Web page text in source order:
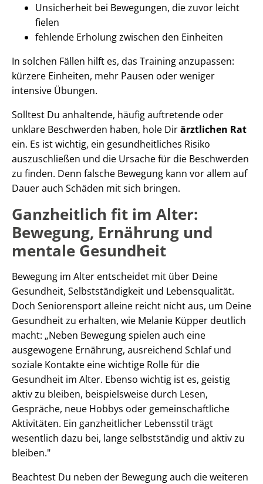
Unsicherheit bei Bewegungen, die zuvor leicht
fielen
fehlende Erholung zwischen den Einheiten
In solchen Fällen hilft es, das Training anzupassen:
kürzere Einheiten, mehr Pausen oder weniger
intensive Übungen.
Solltest Du anhaltende, häufig auftretende oder
unklare Beschwerden haben, hole Dirärztlichen Rat
ein. Es ist wichtig, ein gesundheitliches Risiko
auszuschließen und die Ursache für die Beschwerden
zu finden. Denn falsche Bewegung kann vor allem auf
Dauer auch Schäden mit sich bringen.
Ganzheitlich fit im Alter:
Bewegung, Ernährung und
mentale Gesundheit
Bewegung im Alter entscheidet mit über Deine
Gesundheit, Selbstständigkeit und Lebensqualität.
Doch Seniorensport alleine reicht nicht aus, um Deine
Gesundheit zu erhalten, wie Melanie Küpper deutlich
macht: „Neben Bewegung spielen auch eine
ausgewogene Ernährung, ausreichend Schlaf und
soziale Kontakte eine wichtige Rolle für die
Gesundheit im Alter. Ebenso wichtig ist es, geistig
aktiv zu bleiben, beispielsweise durch Lesen,
Gespräche, neue Hobbys oder gemeinschaftliche
Aktivitäten. Ein ganzheitlicher Lebensstil trägt
wesentlich dazu bei, lange selbstständig und aktiv zu
bleiben."
Beachtest Du neben der Bewegung auch die weiteren